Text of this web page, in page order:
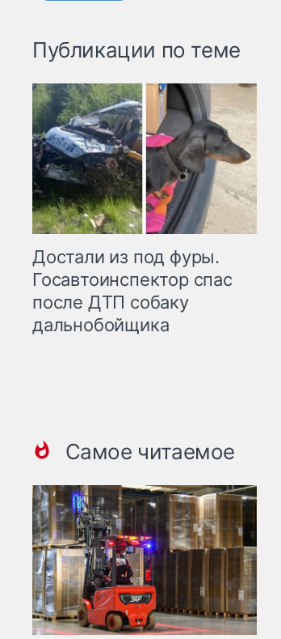
Публикации по теме
Достали из под фуры.
Госавтоинспектор спас
после ДТП собаку
дальнобойщика
Самое читаемое